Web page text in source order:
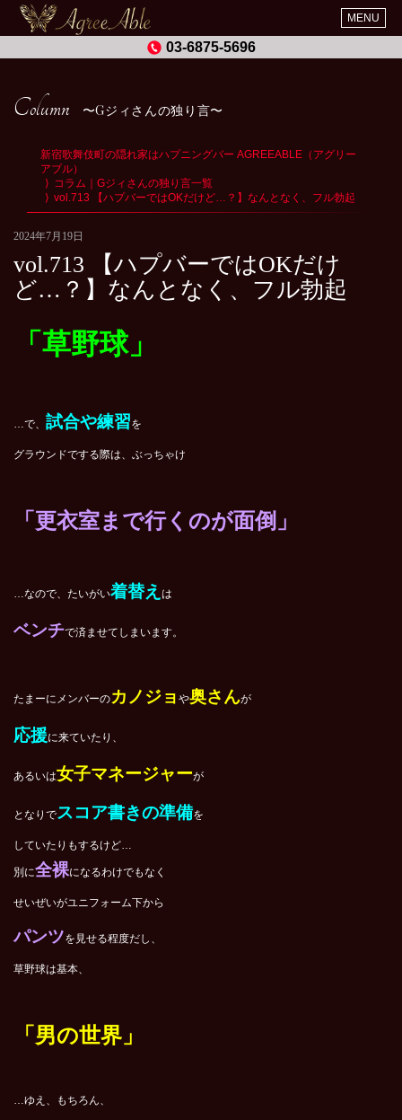
MENU
03-6875-5696
Column Gジィさんの独り言
新宿歌舞伎町の隠れ家はハプニングバー AGREEABLE（アグリー
アブル）
コラム｜Gジィさんの独り言一覧
vol.713 【ハプバーではOKだけど…？】なんとなく、フル勃起
2024年7月19日
vol.713 【ハプバーではOKだけ
ど…？】なんとなく、フル勃起
「草野球」
…で、 試合や練習を
グラウンドでする際は、ぶっちゃけ
「更衣室まで行くのが面倒」
…なので、たいがい着替え は
ベンチで済ませてしまいます。
たまーにメンバーのカノジョ や奥さんが
応援に来ていたり、
あるいは女子マネージャーが
となりでスコア書きの準備を
していたりもするけど…
別に全裸になるわけでもなく
せいぜいがユニフォーム下から
パンツを見せる程度だし、
草野球は基本、
「男の世界」
…ゆえ、もちろん、